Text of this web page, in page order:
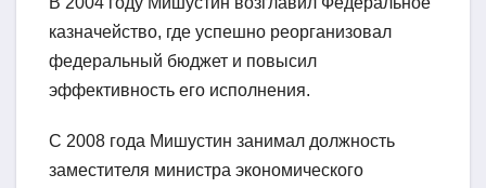
казначейство, где успешно реорганизовал
федеральный бюджет и повысил
эффективность его исполнения.
С 2008 года Мишустин занимал должность
заместителя министра экономического